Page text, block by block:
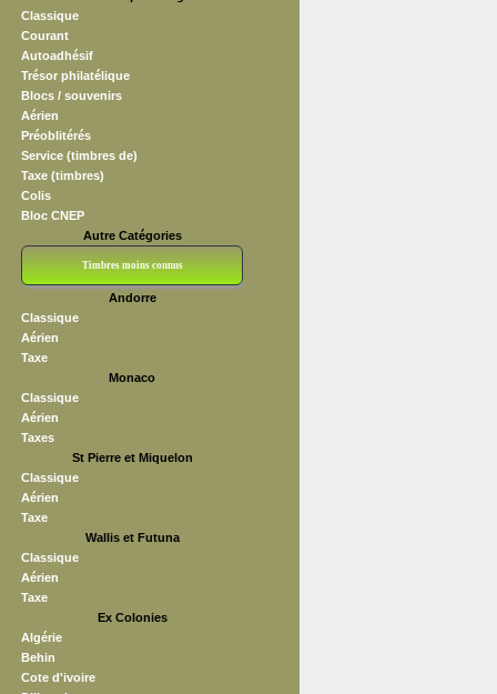
Classique
Courant
Autoadhésif
Trésor philatélique
Blocs / souvenirs
Aérien
Préoblitérés
Service (timbres de)
Taxe (timbres)
Colis
Bloc CNEP
Autre Catégories
Timbres moins connus
Andorre
Classique
Aérien
Taxe
Monaco
Classique
Aérien
Taxes
St Pierre et Miquelon
Classique
Aérien
Taxe
Wallis et Futuna
Classique
Aérien
Taxe
Ex Colonies
Algérie
Behin
Cote d'ivoire